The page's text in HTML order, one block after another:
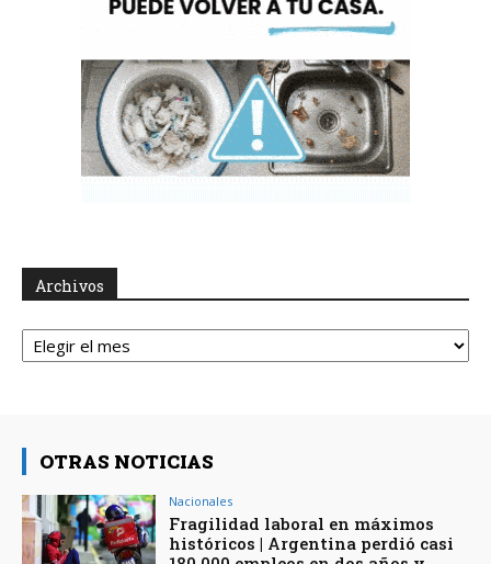
Archivos
Archivos
OTRAS NOTICIAS
Nacionales
Fragilidad laboral en máximos
históricos | Argentina perdió casi